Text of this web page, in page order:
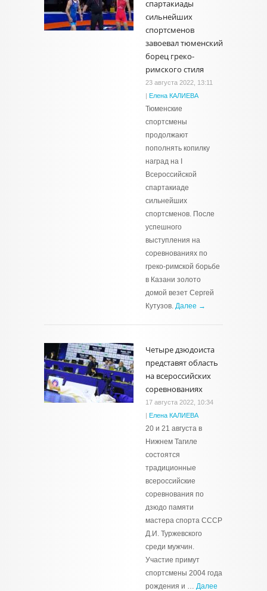
спартакиады
сильнейших
спортсменов
завоевал тюменский
борец греко-
римского стиля
23 августа 2022, 13:11
| Елена КАЛИЕВА
Тюменские
спортсмены
продолжают
пополнять копилку
наград на I
Всероссийской
спартакиаде
сильнейших
спортсменов. После
успешного
выступления на
соревнованиях по
греко-римской борьбе
в Казани золото
домой везет Сергей
Кутузов. Далее →
Четыре дзюдоиста
представят область
на всероссийских
соревнованиях
17 августа 2022, 10:34
| Елена КАЛИЕВА
20 и 21 августа в
Нижнем Тагиле
состоятся
традиционные
всероссийские
соревнования по
дзюдо памяти
мастера спорта СССР
Д.И. Туржевского
среди мужчин.
Участие примут
спортсмены 2004 года
рождения и … Далее